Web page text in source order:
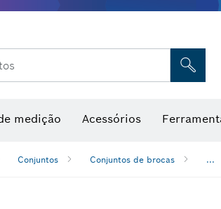
medição Acessórios
Conjuntos Conjuntos de brocas ...